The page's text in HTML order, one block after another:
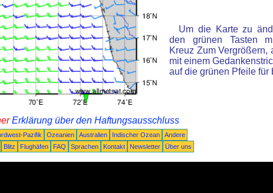
Um die Karte zu
den grünen Tasten
Kreuz Zum Vergrößern,
mit einem
auf die grünen Pfeile für
Erklärung über den Haftungsausschluss
Pazifik Ozeanien Australien Indischer Ozean
Andere
Blitz Flughäfen FAQ Sprachen Kontakt Newsletter Über uns